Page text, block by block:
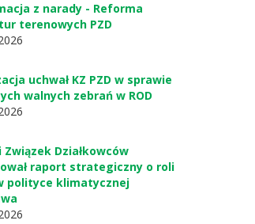
z narady - Reforma
terenowych PZD
uchwał KZ PZD w sprawie
walnych zebrań w ROD
Związek Działkowców
raport strategiczny o roli
polityce klimatycznej